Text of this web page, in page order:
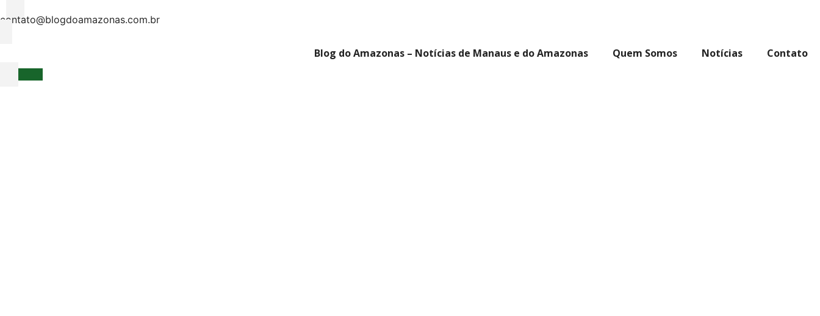
contato@blogdoamazonas.com.br
Blog do Amazonas – Notícias de Manaus e do Amazonas Quem Somos Notícias Contato